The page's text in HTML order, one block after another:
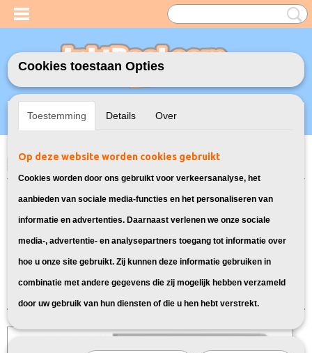
Inloggen Registreren
UW WINKELWAGEN
Home>Toners>128A Toners voor HP> Toners voor HP Color Laserjet
Toners die geschikt zijn voor de HP
Color Laserjet Pro CM1415FNW:
Cookies toestaan Opties
Toestemming Details Over
Op deze website worden cookies gebruikt
Cookies worden door ons gebruikt voor verkeersanalyse, het
aanbieden van sociale media-functies en het personaliseren van
informatie en advertenties. Daarnaast verlenen we onze sociale
media-, advertentie- en analysepartners toegang tot informatie over
hoe u onze site gebruikt. Zij kunnen deze informatie gebruiken in
combinatie met andere gegevens die zij mogelijk hebben verzameld
door uw gebruik van hun diensten of die u hen hebt verstrekt.